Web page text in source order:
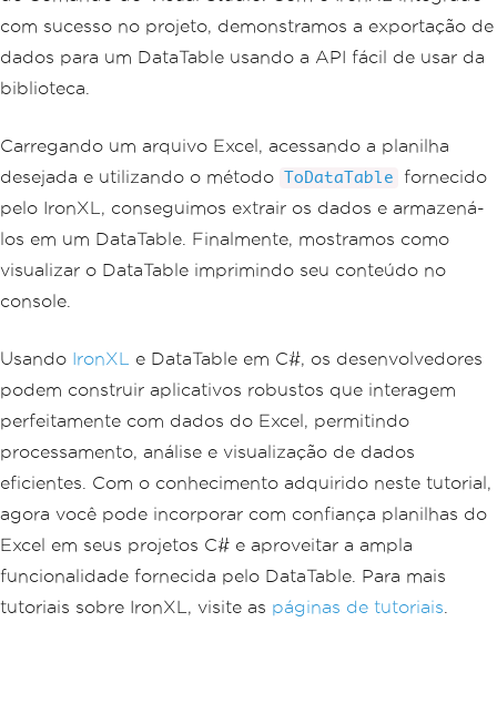
com sucesso no projeto, demonstramos a exportação de
dados para um DataTable usando a API fácil de usar da
biblioteca.
Carregando um arquivo Excel, acessando a planilha
desejada e utilizando o método
ToDataTable
fornecido
pelo IronXL, conseguimos extrair os dados e armazená-
los em um DataTable. Finalmente, mostramos como
visualizar o DataTable imprimindo seu conteúdo no
console.
Usando IronXL
e DataTable em C#, os desenvolvedores
podem construir aplicativos robustos que interagem
perfeitamente com dados do Excel, permitindo
processamento, análise e visualização de dados
eficientes. Com o conhecimento adquirido neste tutorial,
agora você pode incorporar com confiança planilhas do
Excel em seus projetos C# e aproveitar a ampla
funcionalidade fornecida pelo DataTable. Para mais
tutoriais sobre IronXL, visite as páginas de tutoriais